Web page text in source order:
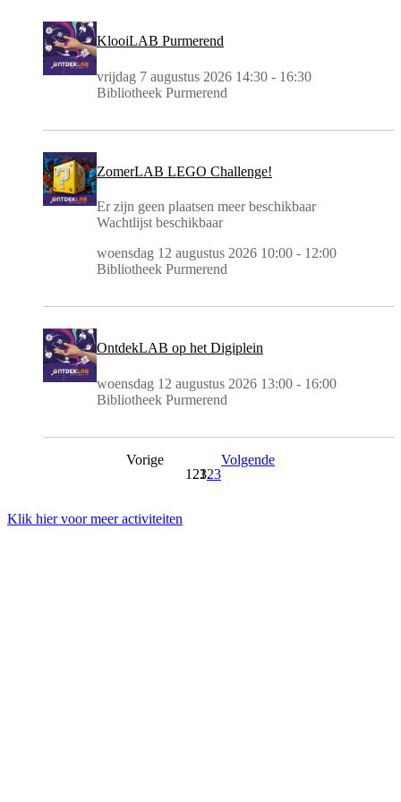
KlooiLAB Purmerend
vrijdag 7 augustus 2026 14:30 - 16:30
Bibliotheek Purmerend
ZomerLAB LEGO Challenge!
Er zijn geen plaatsen meer beschikbaar
Wachtlijst beschikbaar
woensdag 12 augustus 2026 10:00 - 12:00
Bibliotheek Purmerend
OntdekLAB op het Digiplein
woensdag 12 augustus 2026 13:00 - 16:00
Bibliotheek Purmerend
Vorige
123
Volgende
Klik hier voor meer activiteiten